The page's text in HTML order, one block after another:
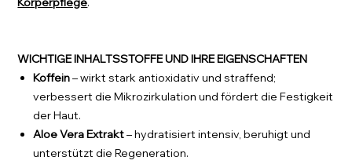
WICHTIGE INHALTSSTOFFE UND IHRE EIGENSCHAFTEN
Koffein– wirkt stark antioxidativ und straffend;
verbessert die Mikrozirkulation und fördert die Festigkeit
der Haut.
Aloe Vera Extrakt– hydratisiert intensiv, beruhigt und
unterstützt die Regeneration.